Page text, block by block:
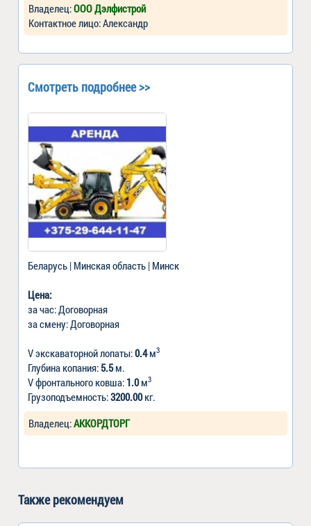
Владелец:ООО Дэлфистрой
Контактное лицо: Александр
Смотреть подробнее >>
Беларусь | Минская область | Минск
Цена:
за час: Договорная
за смену: Договорная
V экскаваторной лопаты:0.4м3
Глубина копания: 5.5м.
V фронтального ковша: 1.0м3
Грузоподъемность:3200.00кг.
Владелец:АККОРДТОРГ
Также рекомендуем